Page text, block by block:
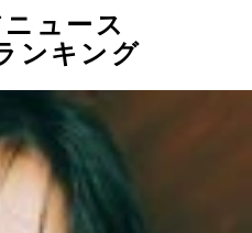
ュース
ンキング